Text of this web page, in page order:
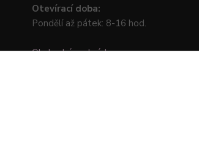
Otevírací doba:
Pondělí až pátek: 8-16 hod.
Obchodní podmínky